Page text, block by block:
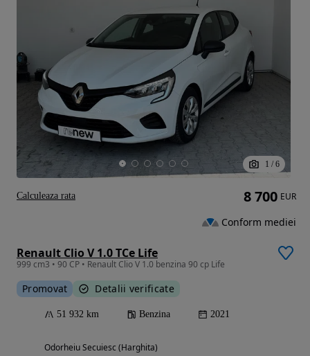
1 / 6
Renault Clio V 1.0 TCe Life
999 cm3 • 90 CP • Renault Clio V 1.0 benzina 90 cp Life
Promovat Detalii verificate
51 932 km Benzina 2021
Odorheiu Secuiesc (Harghita)
8 700 EUR
Conform mediei
Calculeaza rata